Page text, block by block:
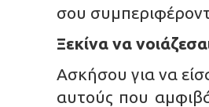
σου
Ξεκίνα να
Ασκήσου για να
αυτούς που